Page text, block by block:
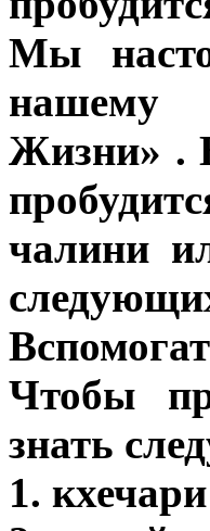
Мы
нашему
Жизни» .
чалини
Чтобы
знать
1.